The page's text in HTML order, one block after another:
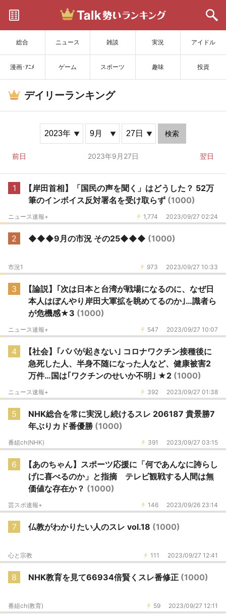
総合 ニュース 雑談 実況 アイドル
漫画･ｱﾆﾒ ゲーム スポーツ 趣味 投資
サイトを更新
デイリーランキング
検索
前日 2023年9月27日 翌日
1
【岸田首相】「国民の声を聞く」はどうした？ 52万
筆のインボイス反対署名を受け取らず (1000)
1,774 2023/09/27 02:24
ニュース速報+
2 ◆◆◆9月の市況 その25◆◆◆ (1000)
973 2023/09/27 10:33
市況1
3
【論説】｢次は日本と台湾が戦場になるのに、なぜ日
本人はぼんやり岸田大軍拡を眺めてるのか｣…識者ら
が危機感★3 (1000)
547 2023/09/27 10:07
ニュース速報+
4
【社会】｢パパが起きない｣ コロナワクチン接種後に
急死した人、半身不随になった人など、健康被害2
万件…国は｢ワクチンのせいか不明｣ ★2 (1000)
392 2023/09/27 01:38
ニュース速報+
5
NHK総合を常に実況し続けるスレ 206187 貴景勝7
年ぶりカド番優勝 (1000)
391 2023/09/27 03:15
番組ch(NHK)
6
【あのちゃん】スポーツ応援に「何であんなに誇らし
げに喜べるのか」と指摘 テレビ観戦する人間は無
価値な存在か？ (1000)
146 2023/09/26 23:14
芸スポ速報+
7 仏教がわかりたい人のスレ vol.18 (1000)
111 2023/09/27 12:41
心と宗教
8 NHK教育を見て66934倍賢くスレ番修正 (1000)
59 2023/09/27 12:11
番組ch(教育)